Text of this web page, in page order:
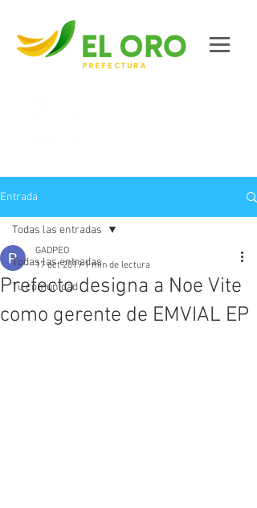
Entrada
Todas las entradas
Tu comunidad
Todas las entradas
Prefecto designa a Noe Vite
como gerente de EMVIAL EP
GADPEO
17 oct 2019 1 min de lectura